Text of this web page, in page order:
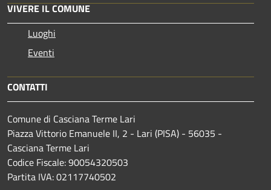
VIVERE IL COMUNE
Luoghi
Eventi
CONTATTI
Comune di Casciana Terme Lari
Piazza Vittorio Emanuele II, 2 - Lari (PISA) - 56035 -
Casciana Terme Lari
Codice Fiscale: 90054320503
Partita IVA: 02117740502